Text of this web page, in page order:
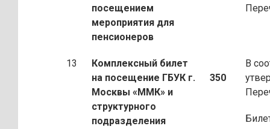
посещением
мероприятия для
пенсионеров
13
Комплексный билет
на посещение ГБУК г.
Москвы «ММК» и
структурного
подразделения
350
В